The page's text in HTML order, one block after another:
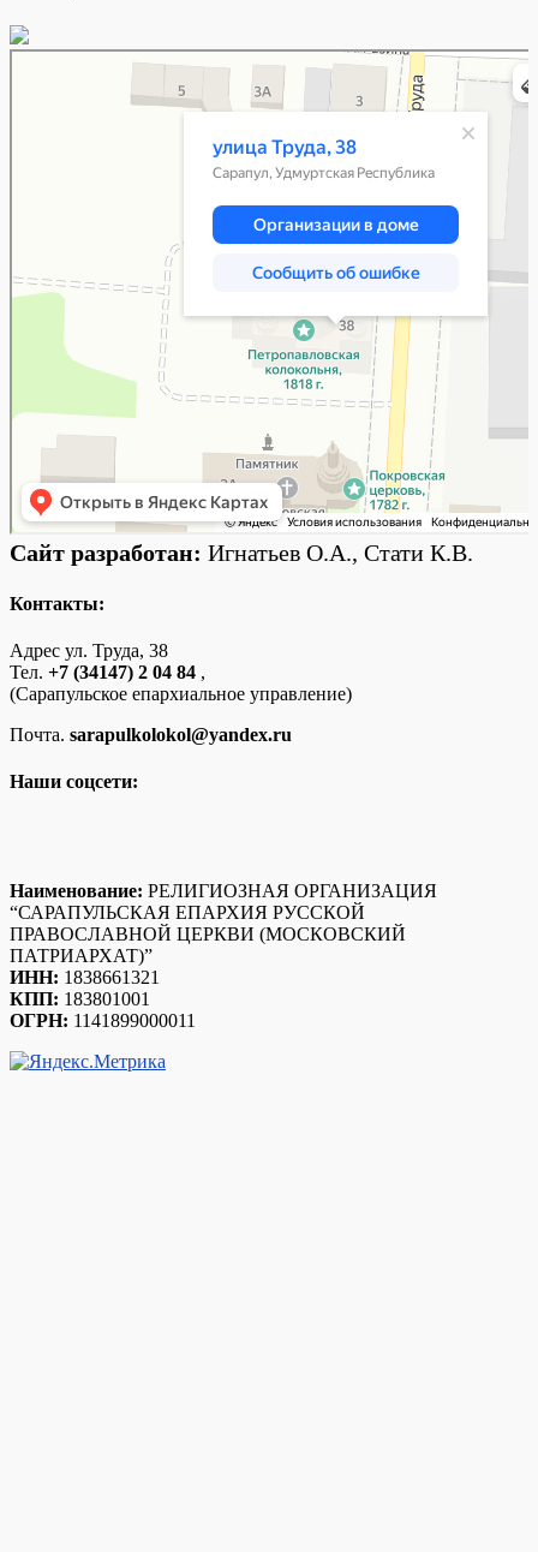
Сайт разработан: Игнатьев О.А., Стати К.В.
Контакты:
Адрес ул. Труда, 38
Тел. +7 (34147) 2 04 84 ,
(Сарапульское епархиальное управление)
Почта. sarapulkolokol@yandex.ru
Наши соцсети:
Наименование: РЕЛИГИОЗНАЯ ОРГАНИЗАЦИЯ
“САРАПУЛЬСКАЯ ЕПАРХИЯ РУССКОЙ
ПРАВОСЛАВНОЙ ЦЕРКВИ (МОСКОВСКИЙ
ПАТРИАРХАТ)”
ИНН: 1838661321
КПП: 183801001
ОГРН: 1141899000011